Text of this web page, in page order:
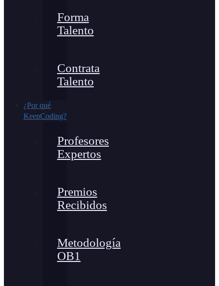
Forma
Talento
Contrata
Talento
¿Por qué
KeepCoding?
Profesores
Expertos
Premios
Recibidos
Metodología
OB1